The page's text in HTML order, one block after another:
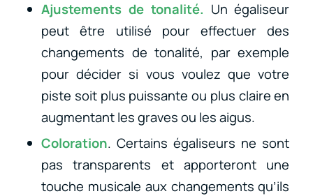
Ajustements de tonalité. Un égaliseur
peut être utilisé pour effectuer des
changements de tonalité, par exemple
pour décider si vous voulez que votre
piste soit plus puissante ou plus claire en
augmentant les graves ou les aigus.
Coloration. Certains égaliseurs ne sont
pas transparents et apporteront une
touche musicale aux changements qu’ils